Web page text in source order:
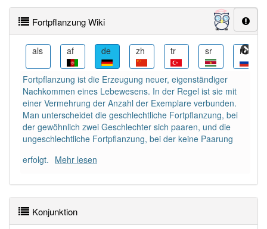
×
Wörter, die mit "-ung" enden, haben fast immer
Artikel:die.
DER:127Ausnahmen Beispiele
DIE:11 043
DAS:2Ausnahmen Beispiele
PowerIndex:19
Häufigkeit: 4 von 10
Fortpflanzung Wiki
als af de zh tr sr ru
Fortpflanzung ist die Erzeugung neuer, eigenständiger
Nachkommen eines Lebewesens. In der Regel ist sie mit
einer Vermehrung der Anzahl der Exemplare verbunden.
Man unterscheidet die geschlechtliche Fortpflanzung, bei
der gewöhnlich zwei Geschlechter sich paaren, und die
ungeschlechtliche Fortpflanzung, bei der keine Paarung
erfolgt. Mehr lesen
Konjunktion